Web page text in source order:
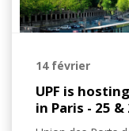
14 février
UPF is
in Paris - 25